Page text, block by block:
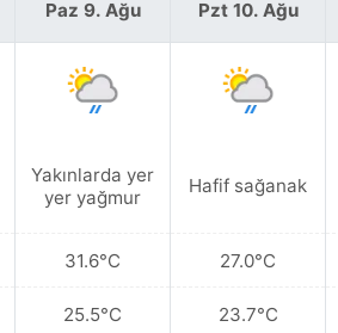
Paz 9. Ağu
Yakınlarda yer
yer yağmur
31.6°C
25.5°C
Pzt 10. Ağu
Hafif sağanak
27.0°C
23.7°C